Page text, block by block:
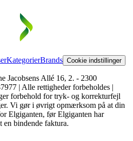
KategorierBrands Cookie indstillinger
Jacobsens Allé 16, 2. - 2300
| Alle rettigheder forbeholdes |
forbehold for tryk- og korrekturfejl
Vi gør i øvrigt opmærksom på at din
Elgiganten, før Elgiganten har
en bindende faktura.